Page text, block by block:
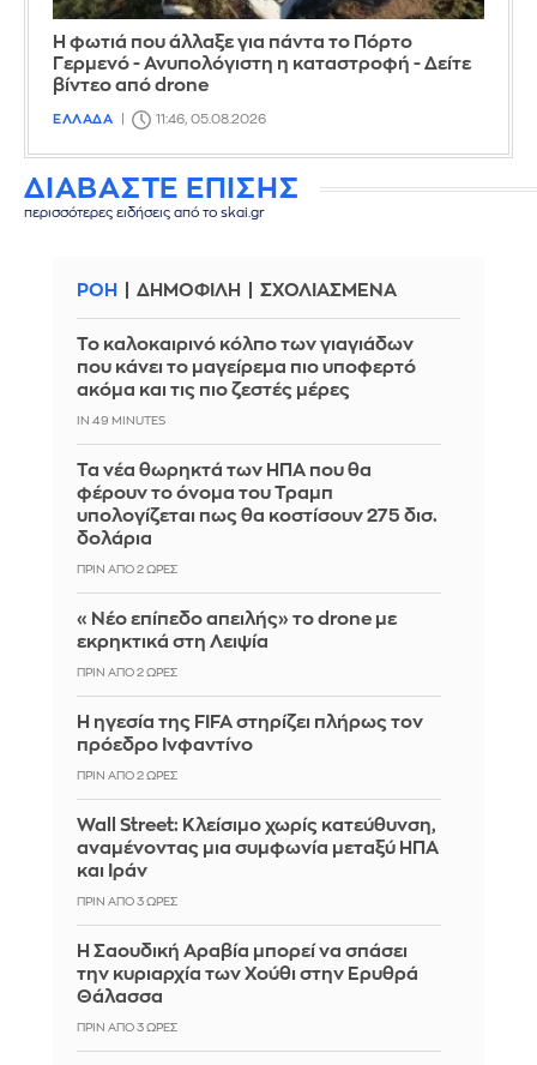
Η φωτιά που άλλαξε για πάντα το Πόρτο
Γερμενό - Ανυπολόγιστη η καταστροφή - Δείτε
βίντεο από drone
ΕΛΛΑΔΑ 11:46, 05.08.2026
ΔΙΑΒΑΣΤΕ ΕΠΙΣΗΣ
περισσότερες ειδήσεις από το skai.gr
ΡΟΗ ΔΗΜΟΦΙΛΗ ΣΧΟΛΙΑΣΜΕΝΑ
Το καλοκαιρινό κόλπο των γιαγιάδων
που κάνει το μαγείρεμα πιο υποφερτό
ακόμα και τις πιο ζεστές μέρες
IN 49 MINUTES
Τα νέα θωρηκτά των ΗΠΑ που θα
φέρουν το όνομα του Τραμπ
υπολογίζεται πως θα κοστίσουν 275 δισ.
δολάρια
ΠΡΙΝ ΑΠΌ 2 ΏΡΕΣ
«Νέο επίπεδο απειλής» το drone με
εκρηκτικά στη Λειψία
ΠΡΙΝ ΑΠΌ 2 ΏΡΕΣ
Η ηγεσία της FIFA στηρίζει πλήρως τον
πρόεδρο Ινφαντίνο
ΠΡΙΝ ΑΠΌ 2 ΏΡΕΣ
Wall Street: Κλείσιμο χωρίς κατεύθυνση,
αναμένοντας μια συμφωνία μεταξύ ΗΠΑ
και Ιράν
ΠΡΙΝ ΑΠΌ 3 ΏΡΕΣ
Η Σαουδική Αραβία μπορεί να σπάσει
την κυριαρχία των Χούθι στην Ερυθρά
Θάλασσα
ΠΡΙΝ ΑΠΌ 3 ΏΡΕΣ